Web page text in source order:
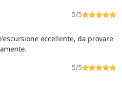
5/5
eccellente, da provare
5/5